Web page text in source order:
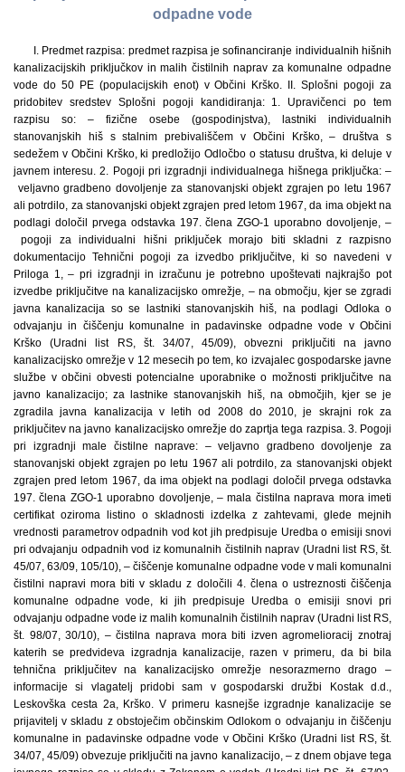
odpadne vode
I. Predmet razpisa: predmet razpisa je sofinanciranje individualnih hišnih
kanalizacijskih priključkov in malih čistilnih naprav za komunalne odpadne
vode do 50 PE (populacijskih enot) v Občini Krško. II. Splošni pogoji za
pridobitev sredstev Splošni pogoji kandidiranja: 1. Upravičenci po tem
razpisu so: – fizične osebe (gospodinjstva), lastniki individualnih
stanovanjskih hiš s stalnim prebivališčem v Občini Krško, – društva s
sedežem v Občini Krško, ki predložijo Odločbo o statusu društva, ki deluje v
javnem interesu. 2. Pogoji pri izgradnji individualnega hišnega priključka: –
veljavno gradbeno dovoljenje za stanovanjski objekt zgrajen po letu 1967
ali potrdilo, za stanovanjski objekt zgrajen pred letom 1967, da ima objekt na
podlagi določil prvega odstavka 197. člena ZGO-1 uporabno dovoljenje, –
pogoji za individualni hišni priključek morajo biti skladni z razpisno
dokumentacijo Tehnični pogoji za izvedbo priključitve, ki so navedeni v
Priloga 1, – pri izgradnji in izračunu je potrebno upoštevati najkrajšo pot
izvedbe priključitve na kanalizacijsko omrežje, – na območju, kjer se zgradi
javna kanalizacija so se lastniki stanovanjskih hiš, na podlagi Odloka o
odvajanju in čiščenju komunalne in padavinske odpadne vode v Občini
Krško (Uradni list RS, št. 34/07, 45/09), obvezni priključiti na javno
kanalizacijsko omrežje v 12 mesecih po tem, ko izvajalec gospodarske javne
službe v občini obvesti potencialne uporabnike o možnosti priključitve na
javno kanalizacijo; za lastnike stanovanjskih hiš, na območjih, kjer se je
zgradila javna kanalizacija v letih od 2008 do 2010, je skrajni rok za
priključitev na javno kanalizacijsko omrežje do zaprtja tega razpisa. 3. Pogoji
pri izgradnji male čistilne naprave: – veljavno gradbeno dovoljenje za
stanovanjski objekt zgrajen po letu 1967 ali potrdilo, za stanovanjski objekt
zgrajen pred letom 1967, da ima objekt na podlagi določil prvega odstavka
197. člena ZGO-1 uporabno dovoljenje, – mala čistilna naprava mora imeti
certifikat oziroma listino o skladnosti izdelka z zahtevami, glede mejnih
vrednosti parametrov odpadnih vod kot jih predpisuje Uredba o emisiji snovi
pri odvajanju odpadnih vod iz komunalnih čistilnih naprav (Uradni list RS, št.
45/07, 63/09, 105/10), – čiščenje komunalne odpadne vode v mali komunalni
čistilni napravi mora biti v skladu z določili 4. člena o ustreznosti čiščenja
komunalne odpadne vode, ki jih predpisuje Uredba o emisiji snovi pri
odvajanju odpadne vode iz malih komunalnih čistilnih naprav (Uradni list RS,
št. 98/07, 30/10), – čistilna naprava mora biti izven agromelioracij znotraj
katerih se predvideva izgradnja kanalizacije, razen v primeru, da bi bila
tehnična priključitev na kanalizacijsko omrežje nesorazmerno drago –
informacije si vlagatelj pridobi sam v gospodarski družbi Kostak d.d.,
Leskovška cesta 2a, Krško. V primeru kasnejše izgradnje kanalizacije se
prijavitelj v skladu z obstoječim občinskim Odlokom o odvajanju in čiščenju
komunalne in padavinske odpadne vode v Občini Krško (Uradni list RS, št.
34/07, 45/09) obvezuje priključiti na javno kanalizacijo, – z dnem objave tega